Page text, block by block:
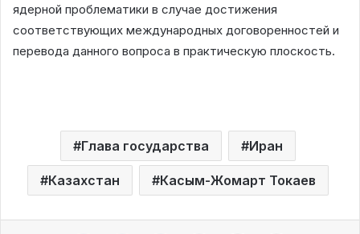
ядерной проблематики в случае достижения
соответствующих международных договоренностей и
перевода данного вопроса в практическую плоскость.
Глава государства Иран
Казахстан Касым-Жомарт Токаев